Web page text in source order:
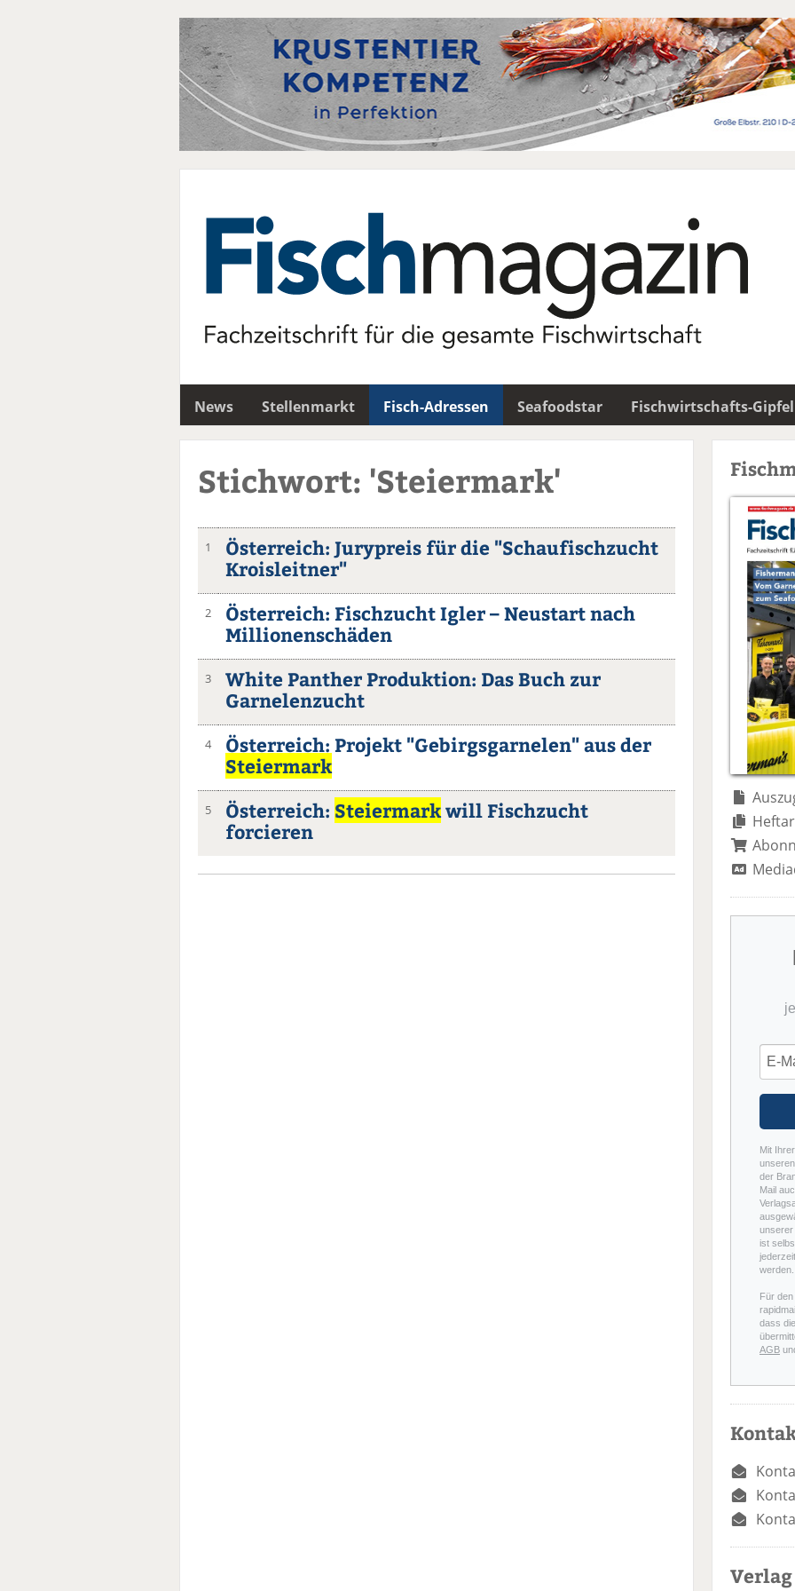
News Stellenmarkt Fisch-Adressen Seafoodstar Fischwirtschafts-Gipfel
Stichwort: 'Steiermark'
1
Österreich: Jurypreis für die "Schaufischzucht
Kroisleitner"
2
Österreich: Fischzucht Igler – Neustart nach
Millionenschäden
3
White Panther Produktion: Das Buch zur
Garnelenzucht
4
Österreich: Projekt "Gebirgsgarnelen" aus der
Steiermark
5 Österreich: Steiermarkwill Fischzucht
forcieren
Mit
der
Mail
unserer
ist
werden.
Für
dass
AGB
Verlag